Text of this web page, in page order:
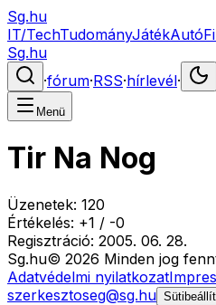
Sg.hu
IT/TechTudományJátékAutó
Sg.hu
·fórum·RSS·hírlevél·
Menü
Tir Na Nog
Üzenetek: 120
Értékelés: +1 / -0
Regisztráció: 2005. 06. 28.
Sg.hu© 2026 Minden jog
Adatvédelmi nyilatkozat
szerkesztoseg@sg.hu